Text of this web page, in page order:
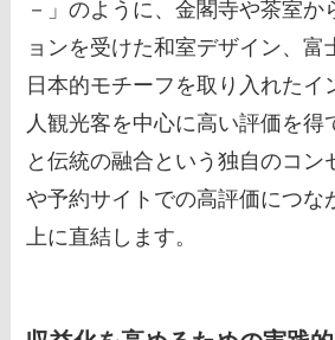
－」のように、金閣寺や茶室か
ョンを受けた和室デザイン、富
日本的モチーフを取り入れたイ
人観光客を中心に高い評価を得
と伝統の融合という独自のコン
や予約サイトでの高評価につな
上に直結します。